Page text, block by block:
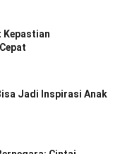
Kepastian
Jadi Inspirasi Anak